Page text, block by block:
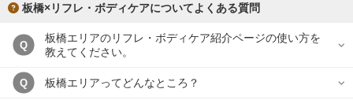
日本人スタッフのみ
スタッフ指名可
板橋×リフレ・ボディケアについてよくある質問
Q
板橋エリアのリフレ・ボディケア紹介ページの使い方を
教えてください。
Q 板橋エリアってどんなところ？